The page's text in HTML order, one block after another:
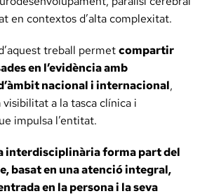
en contextos d’alta complexitat.
treball permetcompartir
en l’evidència amb
nacional i internacional,
a la tasca clínica i
impulsa l’entitat.
interdisciplinària forma part del
basat en una atenció integral,
en la persona i la seva